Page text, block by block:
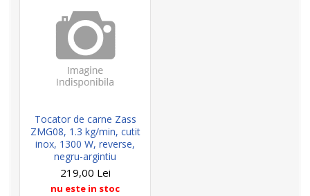
Tocator de carne Zass
ZMG08, 1.3 kg/min, cutit
inox, 1300 W, reverse,
negru-argintiu
219,00 Lei
nu este in stoc